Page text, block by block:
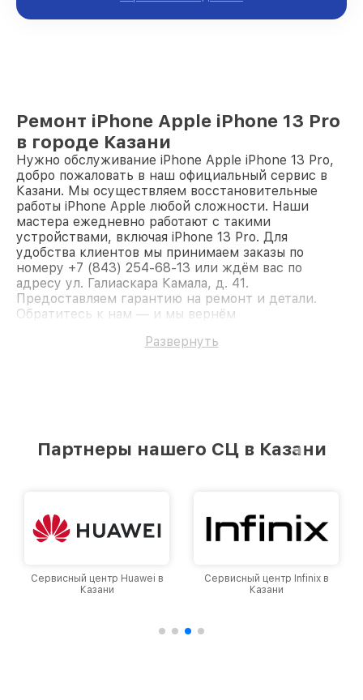
Ремонт iPhone Apple iPhone 13 Pro
в городе Казани
Нужно обслуживание iPhone Apple iPhone 13 Pro,
добро пожаловать в наш официальный сервис в
Казани. Мы осуществляем восстановительные
работы iPhone Apple любой сложности. Наши
мастера ежедневно работают с такими
устройствами, включая iPhone 13 Pro. Для
удобства клиентов мы принимаем заказы по
номеру +7 (843) 254-68-13 или ждём вас по
адресу ул. Галиаскара Камала, д. 41.
Предоставляем гарантию на ремонт и детали.
Обратитесь к нам — и мы вернём
Развернуть
Партнеры нашего СЦ в Казани
Сервисный центр Huawei в
Казани
Сервисный центр Infinix в
Казани